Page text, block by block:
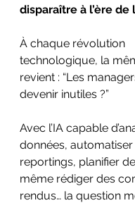
disparaître à l’ère de
À chaque révolution
technologique, la
revient : “Les
devenir inutiles ?”
Avec l’IA capable
données,
reportings, planifier
même rédiger des
rendus… la question